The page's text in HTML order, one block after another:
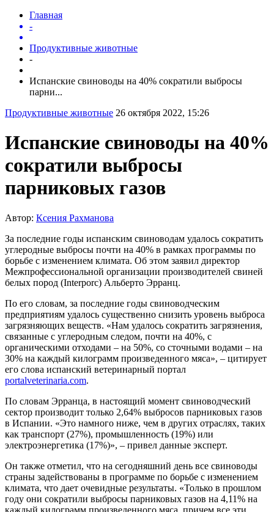
Главная
-
Продуктивные животные
-
Испанские свиноводы на 40% сократили выбросы
парни...
Продуктивные животные 26 октября 2022, 15:26
Испанские свиноводы на 40%
сократили выбросы
парниковых газов
Автор: Ксения Рахманова
За последние годы испанским свиноводам удалось сократить
углеродные выбросы почти на 40% в рамках программы по
борьбе с изменением климата. Об этом заявил директор
Межпрофессиональной организации производителей свиней
белых пород (Interporc) Альберто Эрранц.
По его словам, за последние годы свиноводческим
предприятиям удалось существенно снизить уровень выброса
загрязняющих веществ. «Нам удалось сократить загрязнения,
связанные с углеродным следом, почти на 40%, с
органическими отходами – на 50%, со сточными водами – на
30% на каждый килограмм произведенного мяса», – цитирует
его слова испанский ветеринарный портал
portalveterinaria.com.
По словам Эрранца, в настоящий момент свиноводческий
сектор производит только 2,64% выбросов парниковых газов
в Испании. «Это намного ниже, чем в других отраслях, таких
как транспорт (27%), промышленность (19%) или
электроэнергетика (17%)», – привел данные эксперт.
Он также отметил, что на сегодняшний день все свиноводы
страны задействованы в программе по борьбе с изменением
климата, что дает очевидные результаты. «Только в прошлом
году они сократили выбросы парниковых газов на 4,11% на
каждый килограмм произведенного мяса, причем все эти